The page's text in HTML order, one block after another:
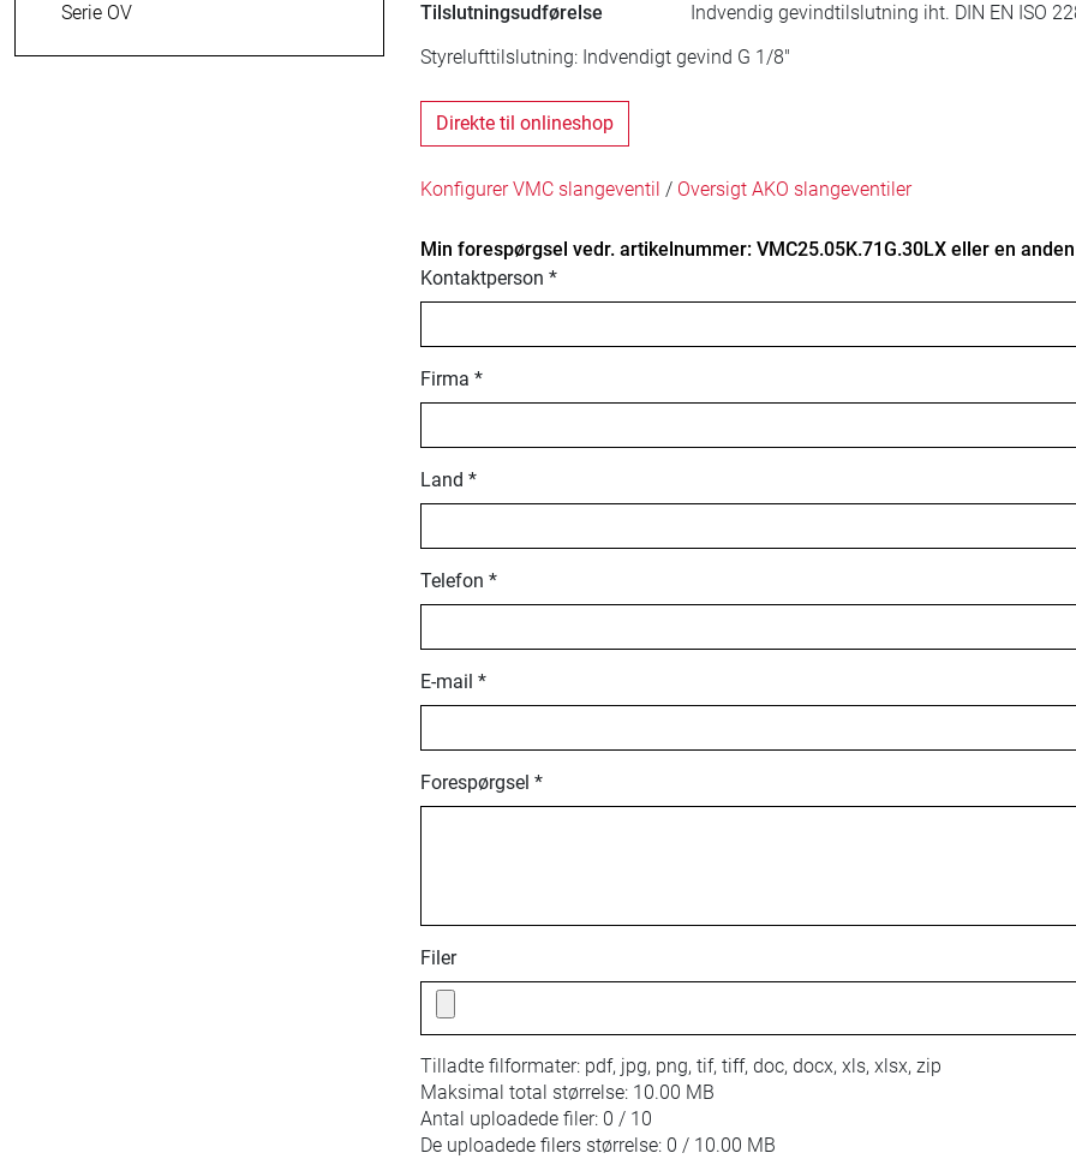
Serie OV
Tilslutningsudførelse
Indvendig gevindtilslutning iht. DIN EN ISO
Styrelufttilslutning: Indvendigt gevind G 1/8"
Direkte til onlineshop
Konfigurer VMC slangeventil / Oversigt AKO slangeventiler
Min forespørgsel vedr. artikelnummer: VMC25.05K.71G.30LX eller en
Kontaktperson *
Firma *
Land *
Telefon *
E-mail *
Forespørgsel *
Filer
Tilladte filformater: pdf, jpg, png, tif, tiff, doc, docx, xls, xlsx, zip
Maksimal total størrelse: 10.00 MB
Antal uploadede filer: 0 / 10
De uploadede filers størrelse: 0 / 10.00 MB